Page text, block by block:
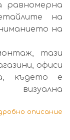
равномерна
на
на
тази
офиси
където е
визуална
описание